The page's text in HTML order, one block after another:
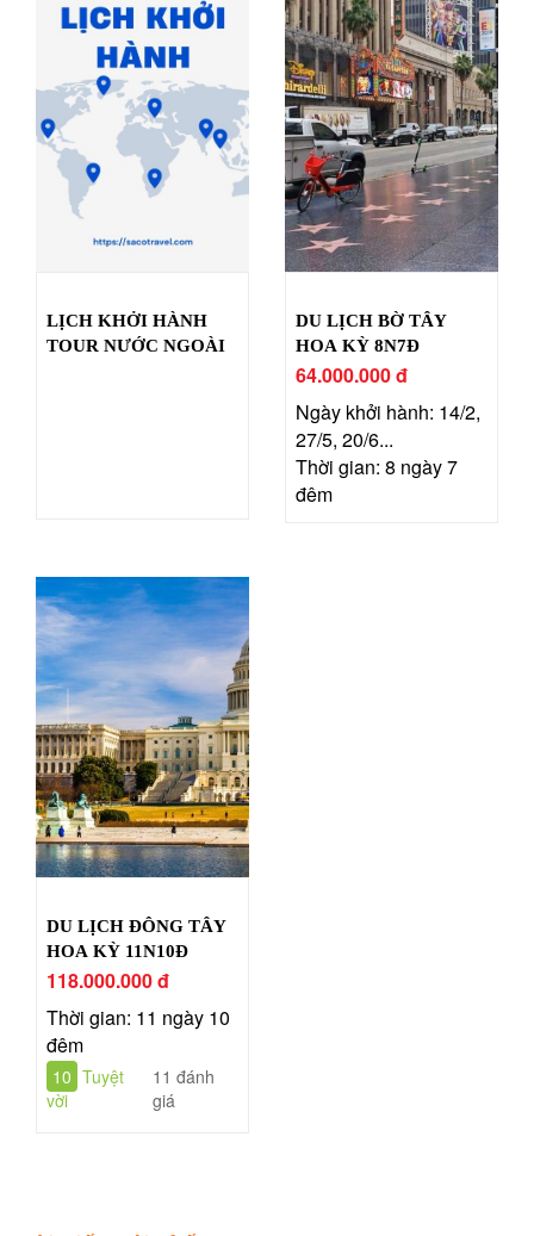
LỊCH KHỞI HÀNH
TOUR NƯỚC NGOÀI
DU LỊCH BỜ TÂY
HOA KỲ 8N7Đ
64.000.000 đ
Ngày khởi hành: 14/2,
27/5, 20/6...
Thời gian: 8 ngày 7
đêm
DU LỊCH ĐÔNG TÂY
HOA KỲ 11N10Đ
118.000.000 đ
Thời gian: 11 ngày 10
đêm
10 Tuyệt
vời
11 đánh
giá